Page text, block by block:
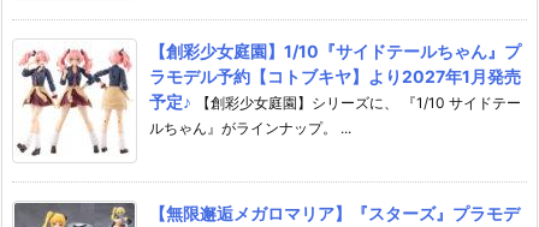
【創彩少女庭園】1/10『サイドテールちゃん』プ
ラモデル予約【コトブキヤ】より2027年1月発売
予定♪
【創彩少女庭園】シリーズに、 『1/10 サイドテー
ルちゃん』がラインナップ。 ...
【無限邂逅メガロマリア】『スターズ』プラモデ